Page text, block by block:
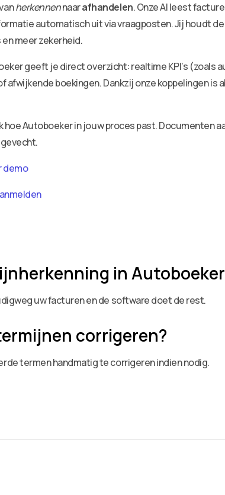
herkennennaarafhandelen. Onze AI leest
automatisch uit via vraagposten. Jij houdt
meer zekerheid.
geeft je direct overzicht: realtime KPI’s (zoals
boekingen. Dankzij onze koppelingen is
Autoboeker in jouw proces past. Documenten
demo
in
uw facturen en de software doet de rest.
corrigeren?
termen handmatig te corrigeren indien nodig.